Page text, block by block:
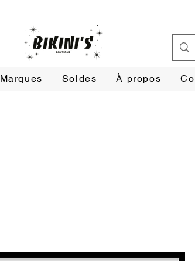
Marques Soldes À propos